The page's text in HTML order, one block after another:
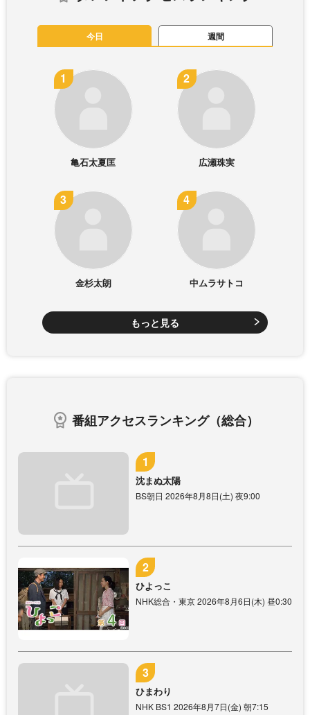
今日 週間
亀石太夏匡 広瀬珠実
金杉太朗 中ムラサトコ
もっと見る
番組アクセスランキング（総合）
沈まぬ太陽
BS朝日 2026年8月8日(土) 夜9:00
ひよっこ
NHK総合・東京 2026年8月6日(木) 昼0:30
ひまわり
NHK BS1 2026年8月7日(金) 朝7:15